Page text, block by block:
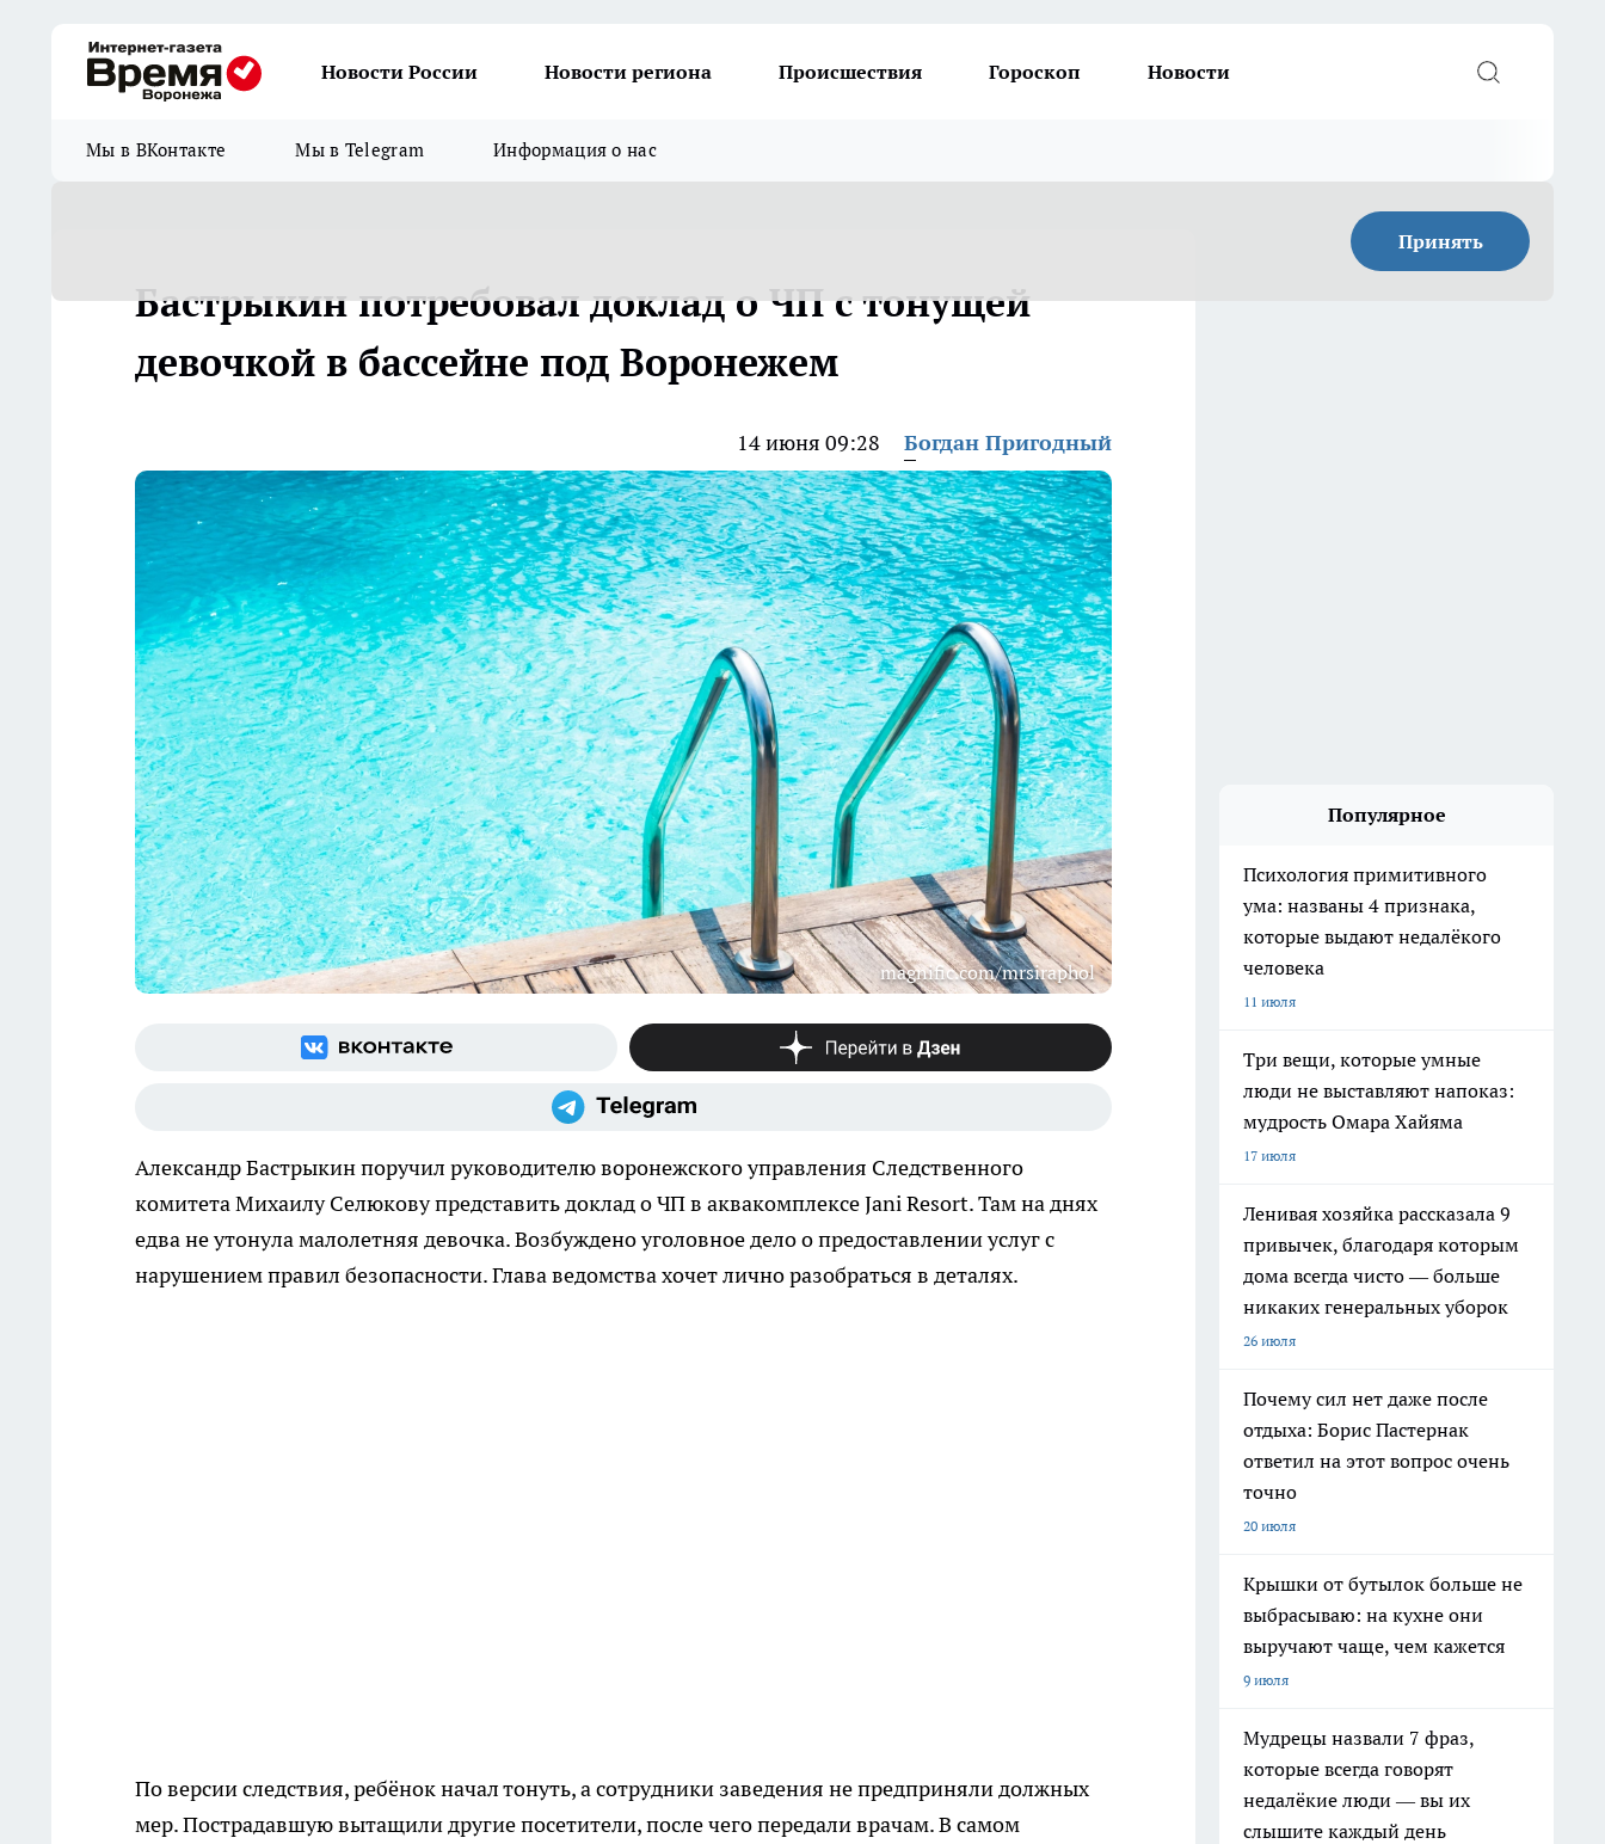
Новости России Новости региона Происшествия Гороскоп Новости
Мы в ВКонтакте Мы в Telegram Информация о нас
Принять
Бастрыкин потребовал доклад о ЧП с тонущей
девочкой в бассейне под Воронежем
14 июня 09:28 Богдан Пригодный
magnific.com/mrsiraphol
Александр Бастрыкин поручил руководителю воронежского управления Следственного
комитета Михаилу Селюкову представить доклад о ЧП в аквакомплексе Jani Resort. Там на днях
едва не утонула малолетняя девочка. Возбуждено уголовное дело о предоставлении услуг с
нарушением правил безопасности. Глава ведомства хочет лично разобраться в деталях.
По версии следствия, ребёнок начал тонуть, а сотрудники заведения не предприняли должных
мер. Пострадавшую вытащили другие посетители, после чего передали врачам. В самом
Популярное
Психология примитивного
ума: названы 4 признака,
которые выдают недалёкого
человека
11 июля
Три вещи, которые умные
люди не выставляют напоказ:
мудрость Омара Хайяма
17 июля
Ленивая хозяйка рассказала 9
привычек, благодаря которым
дома всегда чисто — больше
никаких генеральных уборок
26 июля
Почему сил нет даже после
отдыха: Борис Пастернак
ответил на этот вопрос очень
точно
20 июля
Крышки от бутылок больше не
выбрасываю: на кухне они
выручают чаще, чем кажется
9 июля
Мудрецы назвали 7 фраз,
которые всегда говорят
недалёкие люди — вы их
слышите каждый день